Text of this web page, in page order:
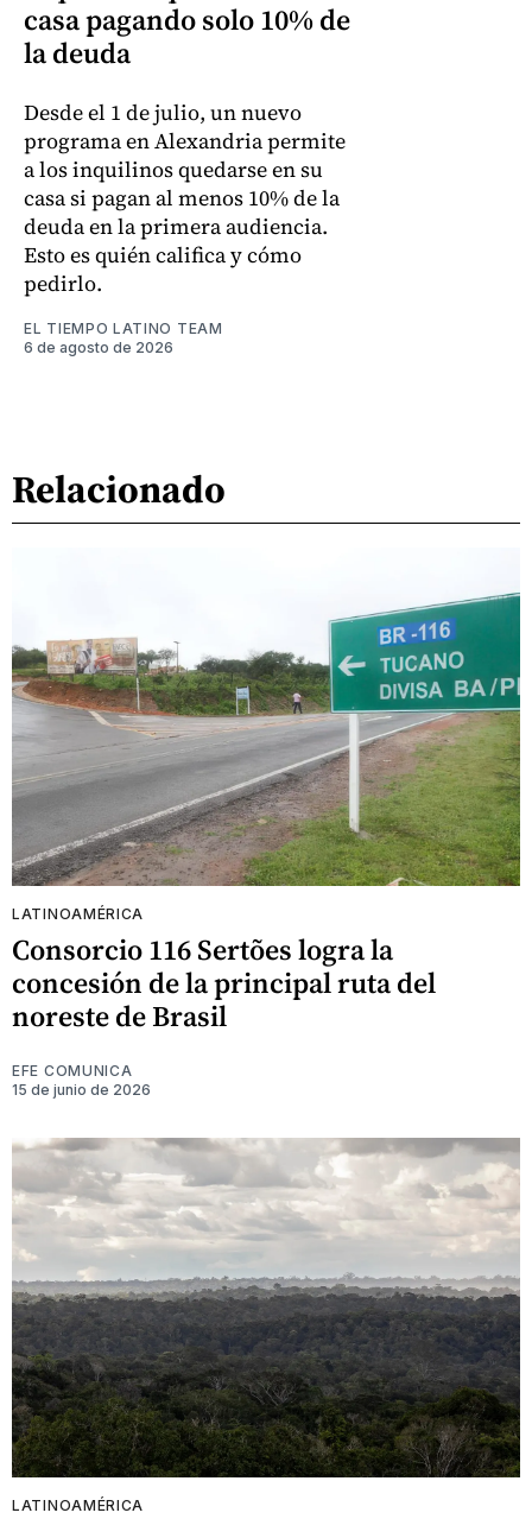
casa pagando solo 10% de
la deuda
Desde el 1 de julio, un nuevo
programa en Alexandria permite
a los inquilinos quedarse en su
casa si pagan al menos 10% de la
deuda en la primera audiencia.
Esto es quién califica y cómo
pedirlo.
EL TIEMPO LATINO TEAM
6 de agosto de 2026
Relacionado
LATINOAMÉRICA
Consorcio 116 Sertões logra la
concesión de la principal ruta del
noreste de Brasil
EFE COMUNICA
15 de junio de 2026
LATINOAMÉRICA